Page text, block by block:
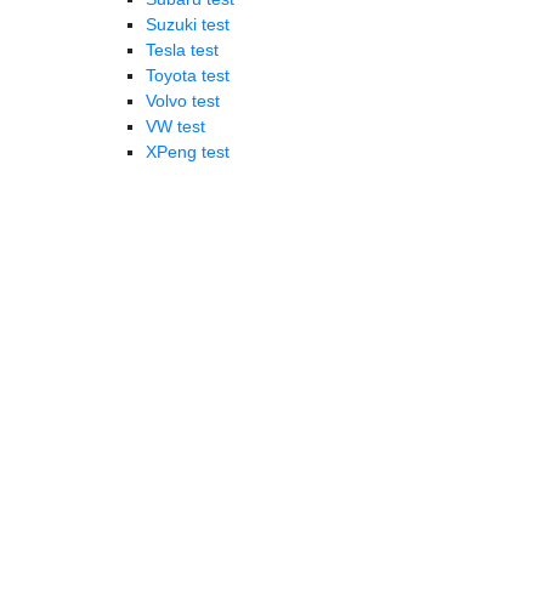
Suzuki test
Tesla test
Toyota test
Volvo test
VW test
XPeng test